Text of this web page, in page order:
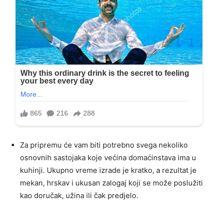
Za pripremu će vam biti potrebno svega nekoliko
osnovnih sastojaka koje većina domaćinstava ima u
kuhinji. Ukupno vreme izrade je kratko, a rezultat je
mekan, hrskav i ukusan zalogaj koji se može poslužiti
kao doručak, užina ili čak predjelo.